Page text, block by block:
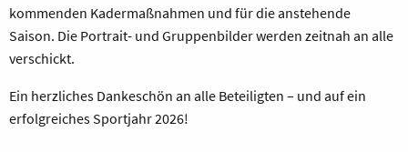
kommenden Kadermaßnahmen und für die anstehende
Saison. Die Portrait- und Gruppenbilder werden zeitnah an alle
verschickt.
Ein herzliches Dankeschön an alle Beteiligten – und auf ein
erfolgreiches Sportjahr 2026!